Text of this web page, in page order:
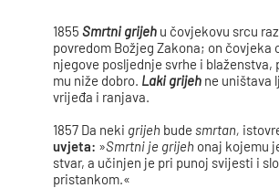
1855Smrtni grijeh u čovjekovu srcu
povredom Božjeg Zakona; on čovjeka
njegove posljednje svrhe i
mu niže dobro. Laki grijeh ne uništava
vrijeđa i ranjava.
1857 Da neki grijeh budesmrtan,
uvjeta: »Smrtni je grijeh onaj kojemu
stvar, a učinjen je pri punoj svijesti i
pristankom.«